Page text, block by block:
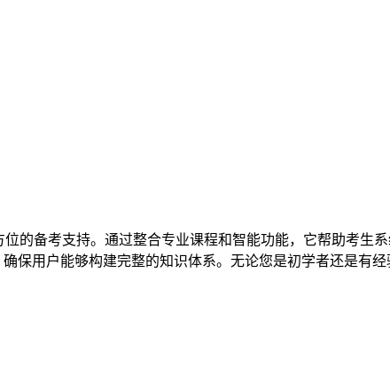
的备考支持。通过整合专业课程和智能功能，它帮助考生
保用户能够构建完整的知识体系。无论您是初学者还是有